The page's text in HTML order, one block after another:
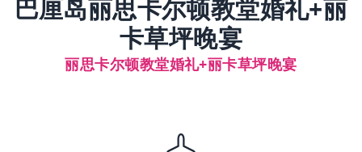
巴厘岛丽思卡尔顿教堂婚礼+丽
卡草坪晚宴
丽思卡尔顿教堂婚礼+丽卡草坪晚宴